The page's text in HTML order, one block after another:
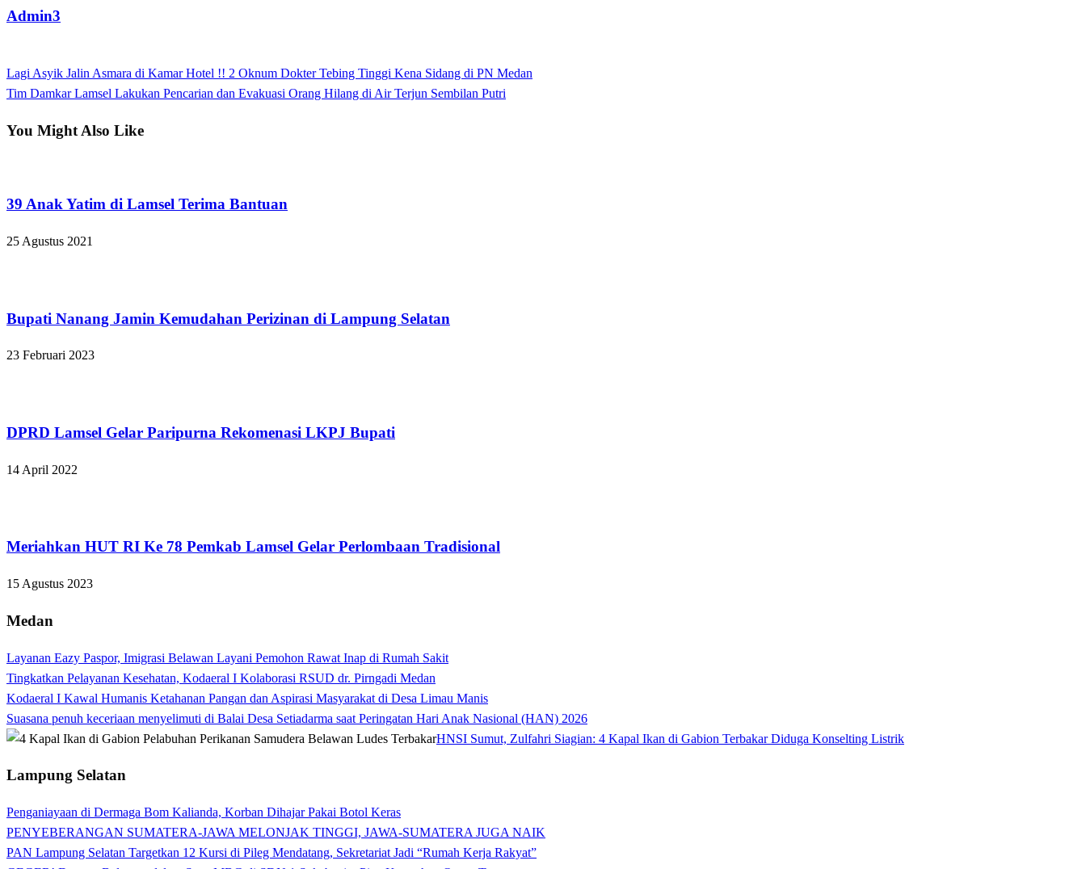
Admin3
Navigasi
Previous
Post
Lagi Asyik Jalin Asmara di Kamar Hotel !! 2 Oknum Dokter Tebing Tinggi Kena Sidang di PN Medan
Next
Tim Damkar Lamsel Lakukan Pencarian dan Evakuasi Orang Hilang di Air Terjun Sembilan Putri
You Might Also Like
39 Anak Yatim di Lamsel Terima Bantuan
25 Agustus 2021
Bupati Nanang Jamin Kemudahan Perizinan di Lampung Selatan
23 Februari 2023
DPRD Lamsel Gelar Paripurna Rekomenasi LKPJ Bupati
14 April 2022
Meriahkan HUT RI Ke 78 Pemkab Lamsel Gelar Perlombaan Tradisional
15 Agustus 2023
Medan
Layanan Eazy Paspor, Imigrasi Belawan Layani Pemohon Rawat Inap di Rumah Sakit
Tingkatkan Pelayanan Kesehatan, Kodaeral I Kolaborasi RSUD dr. Pirngadi Medan‎
Kodaeral I Kawal Humanis Ketahanan Pangan dan Aspirasi Masyarakat di Desa Limau Manis
Suasana penuh keceriaan menyelimuti di Balai Desa Setiadarma saat Peringatan Hari Anak Nasional (HAN) 2026
HNSI Sumut, Zulfahri Siagian: 4 Kapal Ikan di Gabion Terbakar Diduga Konselting Listrik
Lampung Selatan
Penganiayaan di Dermaga Bom Kalianda, Korban Dihajar Pakai Botol Keras
PENYEBERANGAN SUMATERA-JAWA MELONJAK TINGGI, JAWA-SUMATERA JUGA NAIK
PAN Lampung Selatan Targetkan 12 Kursi di Pileg Mendatang, Sekretariat Jadi “Rumah Kerja Rakyat”